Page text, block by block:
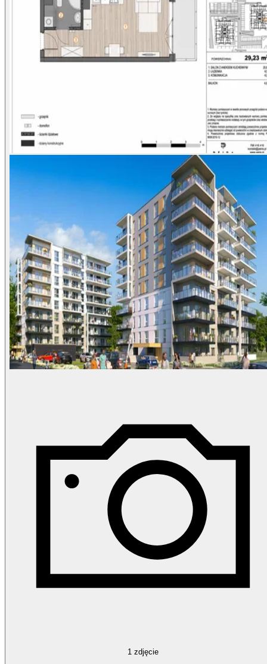
1 zdjęcie